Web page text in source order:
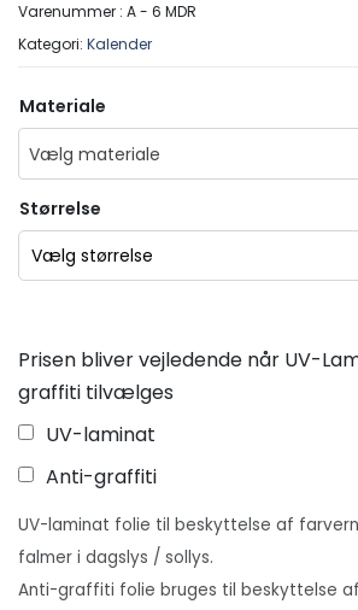
Varenummer : A - 6 MDR
Kategori: Kalender
Materiale
Vælg materiale
Størrelse
Prisen bliver vejledende når UV-
graffiti tilvælges
UV-laminat
Anti-graffiti
UV-laminat folie til beskyttelse af
falmer i dagslys / sollys.
Anti-graffiti folie bruges til beskyttelse